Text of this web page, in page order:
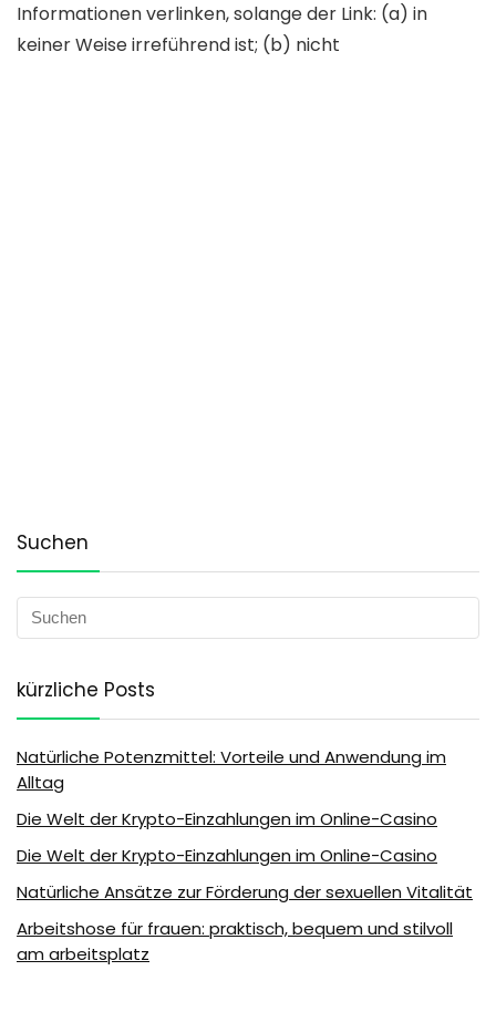
Informationen verlinken, solange der Link: (a) in
keiner Weise irreführend ist; (b) nicht
Suchen
kürzliche Posts
Natürliche Potenzmittel: Vorteile und Anwendung im
Alltag
Die Welt der Krypto-Einzahlungen im Online-Casino
Die Welt der Krypto-Einzahlungen im Online-Casino
Natürliche Ansätze zur Förderung der sexuellen Vitalität
Arbeitshose für frauen: praktisch, bequem und stilvoll
am arbeitsplatz